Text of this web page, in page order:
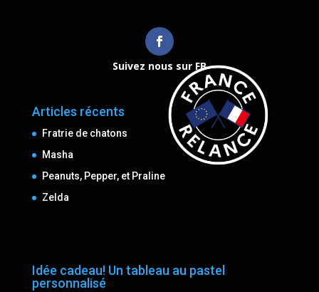
Suivez nous sur FB
Articles récents
Fratrie de chatons
Masha
Peanuts, Pepper, et Praline
Zelda
Idée cadeau! Un tableau au pastel
personnalisé